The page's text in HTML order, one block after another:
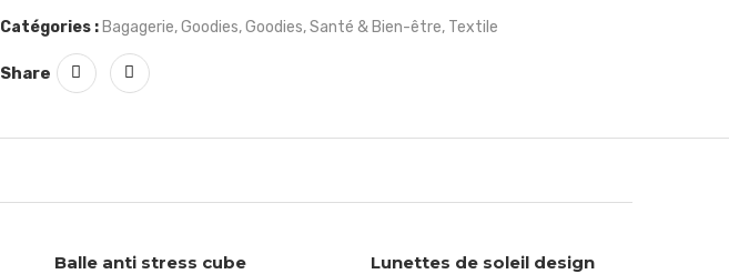
Catégories : Bagagerie,Goodies,Goodies,Santé & Bien-être, Textile
Share
Balle anti stress cube Lunettes de soleil design